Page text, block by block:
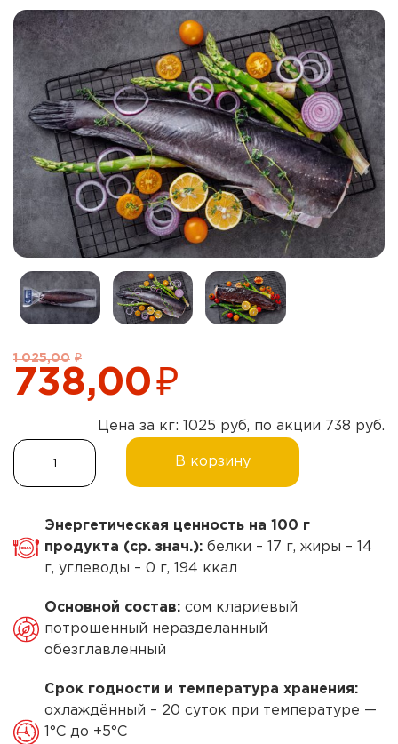
1 025,00 ₽
Первоначальная
цена
составляла
1
025,00₽.
738,00₽
цена:
738,00₽.
Цена за кг: 1025 руб, по акции 738 руб.
Количество
товара
потрошеный
без
головы,
В корзину
Энергетическая ценность на 100 г
продукта (ср. знач.): белки – 17 г, жиры – 14
г, углеводы – 0 г, 194 ккал
Основной состав: сом клариевый
потрошенный неразделанный
обезглавленный
Cрок годности и температура хранения:
охлаждённый – 20 суток при температуре —
1°С до +5°С